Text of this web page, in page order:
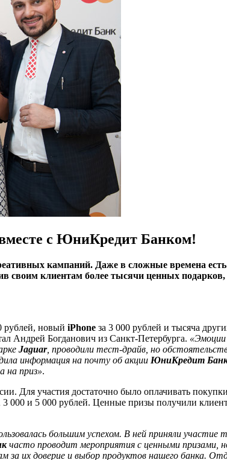
с ЮниКредит Банком!
кампаний. Даже в сложные времена
клиентам более тысячи ценных
рублей, новый iPhone за 3 000 рублей и тысяча
Андрей Богданович из Санкт-Петербурга. «Эмоции
Jaguar, проводили тест-драйв, но
информация на почту об акции ЮниКредит
на приз».
Для участия достаточно было оплачивать
000 и 5 000 рублей. Ценные призы получили
большим успехом. В ней приняли участие
часто проводит мероприятия с ценными призами,
за их доверие и выбор продуктов нашего банка.